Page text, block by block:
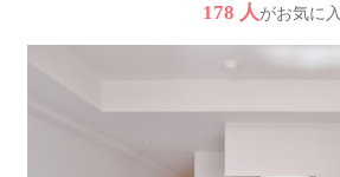
178 人がお気に